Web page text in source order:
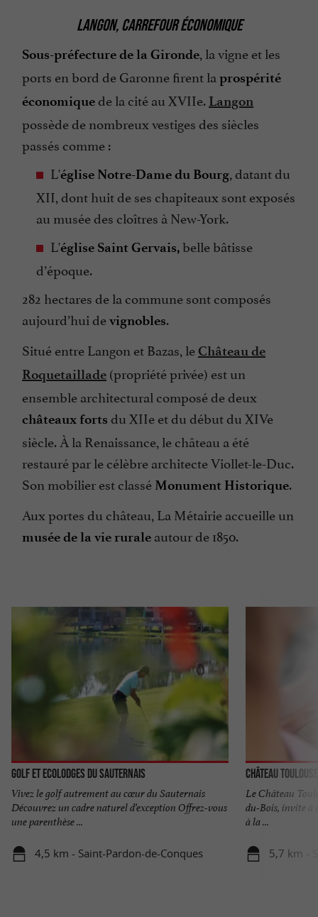
LANGON, CARREFOUR ÉCONOMIQUE
Sous-préfecture de la Gironde, la vigne et les
ports en bord de Garonne firent la prospérité
économiquede la cité au XVIIe. Langon
possède de nombreux vestiges des siècles
passés comme :
L'église Notre-Dame du Bourg, datant du
XII, dont huit de ses chapiteaux sont exposés
au musée des cloîtres à New-York.
L'église Saint Gervais, belle bâtisse
d’époque.
282 hectares de la commune sont composés
aujourd’hui devignobles.
Situé entre Langon et Bazas, le Château de
Roquetaillade (propriété privée) est un
ensemble architectural composé de deux
châteaux forts du XIIe et du début du XIVe
siècle. À la Renaissance, le château a été
restauré par le célèbre architecte Viollet-le-Duc.
Son mobilier est classé Monument Historique.
Aux portes du château, La Métairie accueille un
musée de la vie rurale autour de 1850.
Golf et Ecolodges du Sauternais
Vivez le golf autrement au cœur du Sauternais
Découvrez un cadre naturel d’exception Offrez-vous
une parenthèse ...
4,5 km - Saint-Pardon-de-Conques
Château
Le Château
du-Bois, invite à
à la ...
5,7 km -